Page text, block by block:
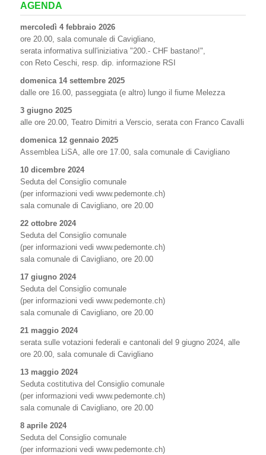
AGENDA
mercoledì 4 febbraio 2026
ore 20.00, sala comunale di Cavigliano,
serata informativa sull'iniziativa "200.- CHF bastano!",
con Reto Ceschi, resp. dip. informazione RSI
domenica 14 settembre 2025
dalle ore 16.00, passeggiata (e altro) lungo il fiume Melezza
3 giugno 2025
alle ore 20.00, Teatro Dimitri a Verscio, serata con Franco Cavalli
domenica 12 gennaio 2025
Assemblea LiSA, alle ore 17.00, sala comunale di Cavigliano
10 dicembre 2024
Seduta del Consiglio comunale
(per informazioni vedi www.pedemonte.ch)
sala comunale di Cavigliano, ore 20.00
22 ottobre 2024
Seduta del Consiglio comunale
(per informazioni vedi www.pedemonte.ch)
sala comunale di Cavigliano, ore 20.00
17 giugno 2024
Seduta del Consiglio comunale
(per informazioni vedi www.pedemonte.ch)
sala comunale di Cavigliano, ore 20.00
21 maggio 2024
serata sulle votazioni federali e cantonali del 9 giugno 2024, alle
ore 20.00, sala comunale di Cavigliano
13 maggio 2024
Seduta costitutiva del Consiglio comunale
(per informazioni vedi www.pedemonte.ch)
sala comunale di Cavigliano, ore 20.00
8 aprile 2024
Seduta del Consiglio comunale
(per informazioni vedi www.pedemonte.ch)